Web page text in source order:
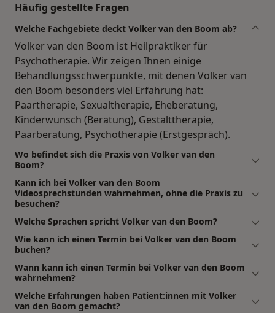
Häufig gestellte Fragen
Welche Fachgebiete deckt Volker van den Boom ab?
Volker van den Boom ist Heilpraktiker für
Psychotherapie. Wir zeigen Ihnen einige
Behandlungsschwerpunkte, mit denen Volker van
den Boom besonders viel Erfahrung hat:
Paartherapie, Sexualtherapie, Eheberatung,
Kinderwunsch (Beratung), Gestalttherapie,
Paarberatung, Psychotherapie (Erstgespräch).
Wo befindet sich die Praxis von Volker van den
Boom?
Kann ich bei Volker van den Boom
Videosprechstunden wahrnehmen, ohne die Praxis zu
besuchen?
Welche Sprachen spricht Volker van den Boom?
Wie kann ich einen Termin bei Volker van den Boom
buchen?
Wann kann ich einen Termin bei Volker van den Boom
wahrnehmen?
Welche Erfahrungen haben Patient:innen mit Volker
van den Boom gemacht?